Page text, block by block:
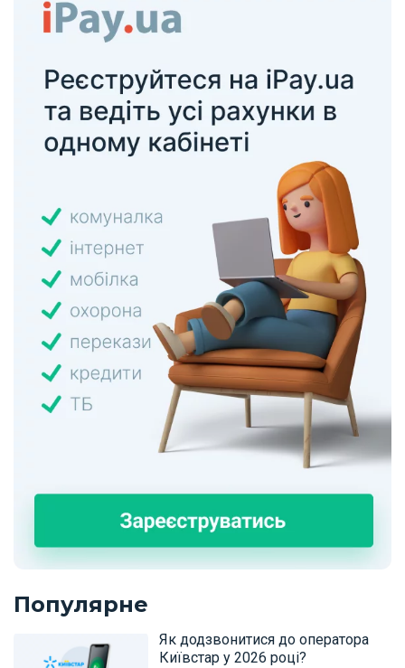
Популярне
Як додзвонитися до оператора
Київстар у 2026 році?